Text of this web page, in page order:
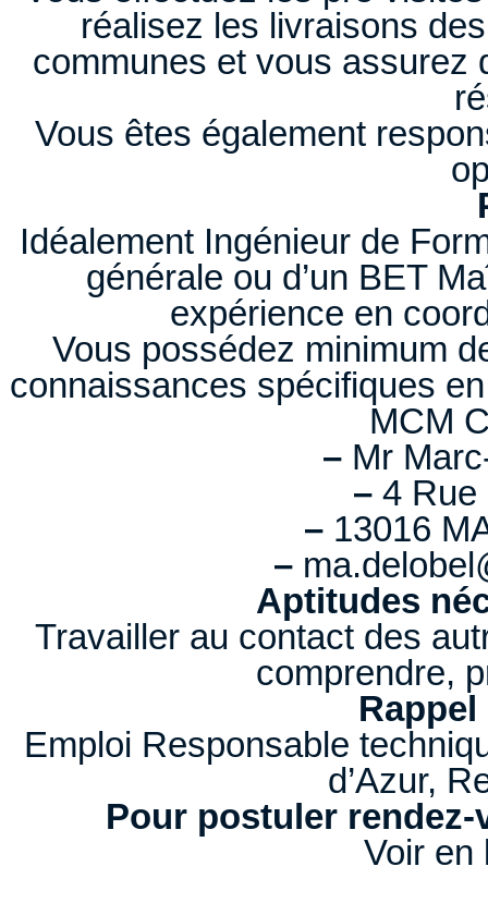
réalisez les livraisons
communes et vous assurez
Vous êtes également
Idéalement Ingénieur de
générale ou d’un BET
expérience en
Vous possédez minimum
connaissances spécifiques
MCM
– Mr
– 4 Rue
– 13016
–
Aptitudes
Travailler au contact des
comprendre,
Emploi Responsable
d’Azur,
Pour postuler rendez-
Voir